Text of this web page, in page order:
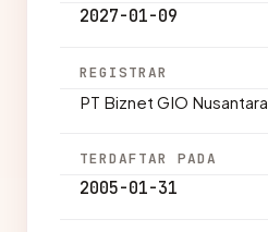
2027-01-09
REGISTRAR
PT Biznet GIO Nusantara
TERDAFTAR PADA
2005-01-31